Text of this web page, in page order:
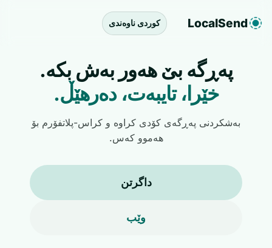
LocalSend کوردی ناوەندی
پەڕگە بێ هەور بەش بکە.
خێرا، تایبەت، دەرهێڵ.
بەشکردنی پەڕگەی کۆدی کراوە و کراس-پلاتفۆرم بۆ
هەموو کەس.
داگرتن
وێب